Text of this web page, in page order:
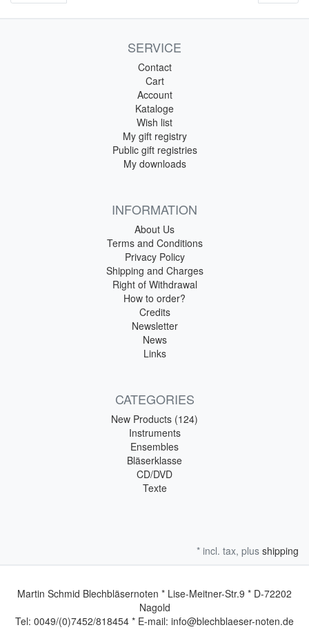
SERVICE
Contact
Cart
Account
Kataloge
Wish list
My gift registry
Public gift registries
My downloads
INFORMATION
About Us
Terms and Conditions
Privacy Policy
Shipping and Charges
Right of Withdrawal
How to order?
Credits
Newsletter
News
Links
CATEGORIES
New Products (124)
Instruments
Ensembles
Bläserklasse
CD/DVD
Texte
* incl. tax, plus shipping
Martin Schmid Blechbläsernoten * Lise-Meitner-Str.9 * D-72202
Nagold
Tel: 0049/(0)7452/818454 * E-mail: info@blechblaeser-noten.de